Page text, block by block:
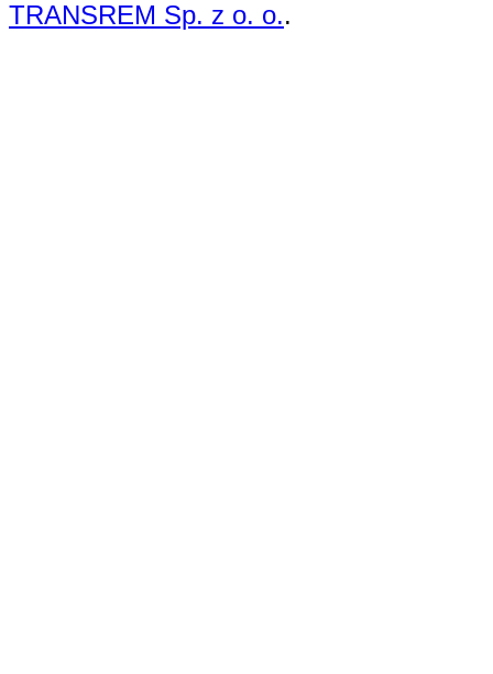
TRANSREM Sp. z o. o..